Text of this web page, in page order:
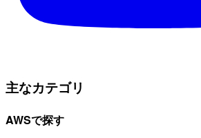
主なカテゴリ
AWSで探す